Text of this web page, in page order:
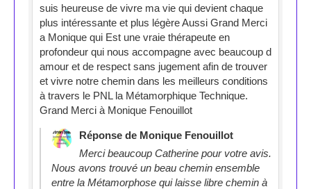
suis heureuse de vivre ma vie qui devient chaque
plus intéressante et plus légère Aussi Grand Merci
a Monique qui Est une vraie thérapeute en
profondeur qui nous accompagne avec beaucoup d
amour et de respect sans jugement afin de trouver
et vivre notre chemin dans les meilleurs conditions
à travers le PNL la Métamorphique Technique.
Grand Merci à Monique Fenouillot
Réponse de Monique Fenouillot
Merci beaucoup Catherine pour votre avis.
Nous avons trouvé un beau chemin ensemble
entre la Métamorphose qui laisse libre chemin à